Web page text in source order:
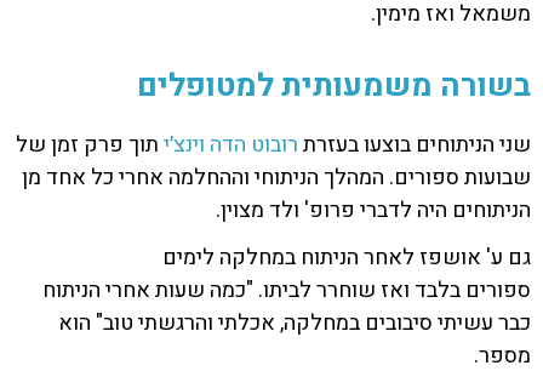
משמאל ואז מימין.
בשורה משמעותית למטופלים
שני הניתוחים בוצעו בעזרתרובוט הדה וינצ׳יתוך פרק זמן של
שבועות ספורים. המהלך הניתוחי וההחלמה אחרי כל אחד מן
הניתוחים היה לדברי פרופ' ולד מצוין.
גם ע' אושפז לאחר הניתוח במחלקה לימים
ספורים בלבד ואז שוחרר לביתו. "כמה שעות אחרי הניתוח
כבר עשיתי סיבובים במחלקה, אכלתי והרגשתי טוב" הוא
מספר.